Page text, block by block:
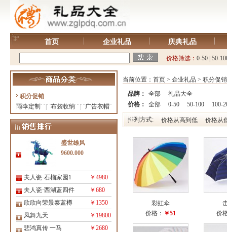
首页 企业礼品 庆典礼品
价格筛选： 0-50 50-
积分促销
雨伞定制
布袋收纳 | 广告衣帽
盛世雄风
9600.000
夫人瓷·石榴家园1
￥4980
夫人瓷·西湖蓝四件
￥680
欣欣向荣景泰蓝樽
￥1350
凤舞九天
￥19800
悲鸿真传 一马
￥2680
当前位置： 首页 > 企业礼品 > 积分促销
品牌：
全部
礼品大全
价格：
全部 0-50 50-100 100-
排列方式: 价格从高到低 价格从
彩虹伞
价格： ￥51
价